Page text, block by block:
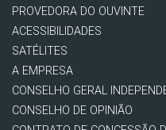
PROVEDORA DO OUVINTE
ACESSIBILIDADES
SATÉLITES
A EMPRESA
CONSELHO GERAL
CONSELHO DE OPINIÃO